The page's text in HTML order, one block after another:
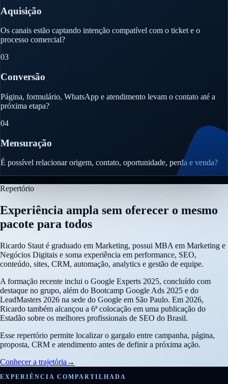
Aquisição
Os canais estão captando intenção compatível com o ticket e o
processo comercial?
03
Conversão
Página, formulário, WhatsApp e atendimento levam o contato até a
próxima etapa?
04
Mensuração
É possível relacionar origem, contato, oportunidade, perda e venda?
Repertório
Experiência ampla sem oferecer o mesmo
pacote para todos
Ricardo Staut é graduado em Marketing, possui MBA em Marketing e
Negócios Digitais e soma experiência em performance, SEO,
conteúdo, sites, CRM, automação, analytics e gestão de equipe.
A formação recente inclui o Google Experts 2025, concluído com
destaque no grupo, além do Bootcamp Google Ads 2025 e do
LeadMasters 2026 na sede do Google em São Paulo. Em 2026,
Ricardo também alcançou a 6ª colocação em uma publicação do
Estadão sobre os melhores profissionais de SEO do Brasil.
Esse repertório permite localizar o gargalo entre campanha, página,
proposta, CRM e atendimento antes de definir a próxima ação.
Conhecer a trajetória →
EXPERIÊNCIA COMPARTILHADA